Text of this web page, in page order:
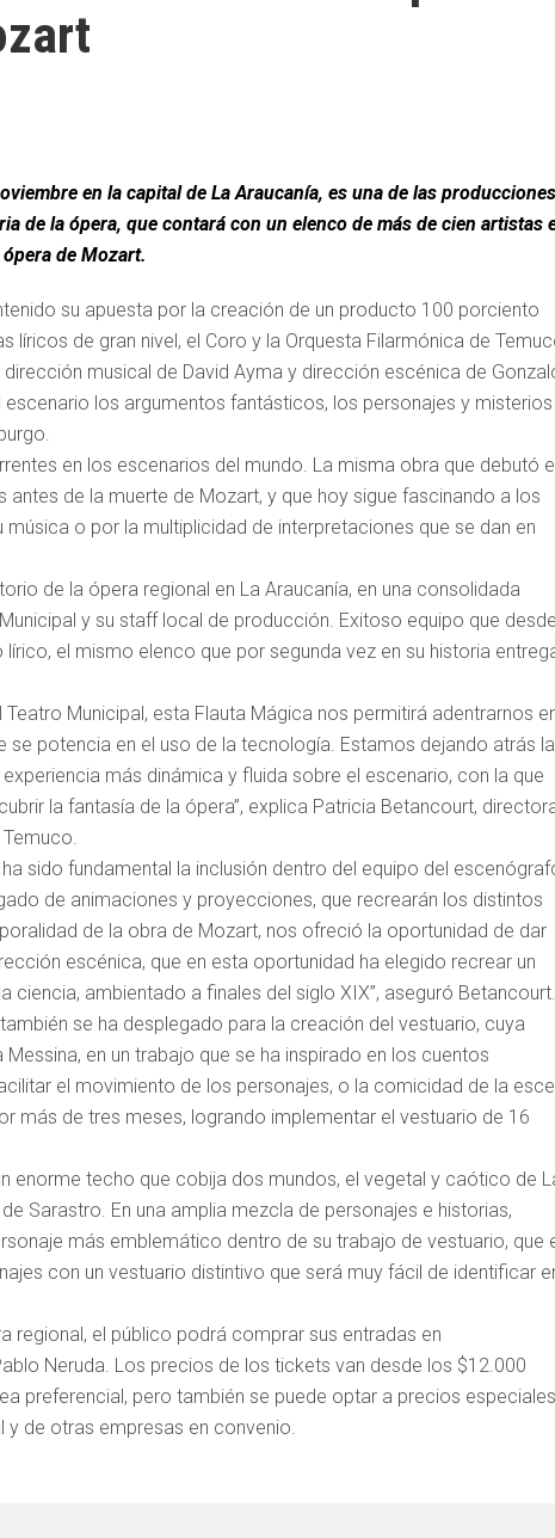
en la capital de La Araucanía, es una de las producciones
de la ópera, que contará con un elenco de más de cien artistas
de Mozart.
su apuesta por la creación de un producto 100 porciento
de gran nivel, el Coro y la Orquesta Filarmónica de
musical de David Ayma y dirección escénica de
los argumentos fantásticos, los personajes y misterios
en los escenarios del mundo. La misma obra que debutó
de la muerte de Mozart, y que hoy sigue fascinando a los
o por la multiplicidad de interpretaciones que se dan en
de la ópera regional en La Araucanía, en una consolidada
y su staff local de producción. Exitoso equipo que desde
el mismo elenco que por segunda vez en su historia
Municipal, esta Flauta Mágica nos permitirá adentrarnos
potencia en el uso de la tecnología. Estamos dejando atrás
más dinámica y fluida sobre el escenario, con la que
la fantasía de la ópera”, explica Patricia Betancourt,
sido fundamental la inclusión dentro del equipo del
de animaciones y proyecciones, que recrearán los distintos
de la obra de Mozart, nos ofreció la oportunidad de dar
escénica, que en esta oportunidad ha elegido recrear un
ambientado a finales del siglo XIX”, aseguró Betancourt.
se ha desplegado para la creación del vestuario, cuya
en un trabajo que se ha inspirado en los cuentos
el movimiento de los personajes, o la comicidad de la
más de tres meses, logrando implementar el vestuario de 16
enorme techo que cobija dos mundos, el vegetal y caótico de
Sarastro. En una amplia mezcla de personajes e historias,
más emblemático dentro de su trabajo de vestuario, que
con un vestuario distintivo que será muy fácil de identificar
regional, el público podrá comprar sus entradas en
Neruda. Los precios de los tickets van desde los $12.000
preferencial, pero también se puede optar a precios especiales
y de otras empresas en convenio.